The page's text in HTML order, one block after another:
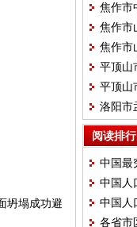
坍塌成功避
焦作市
焦作市
标
焦作市
平顶山
目标
平顶山
洛阳市
阅读排行
中国最
中国人
中国人
各省市